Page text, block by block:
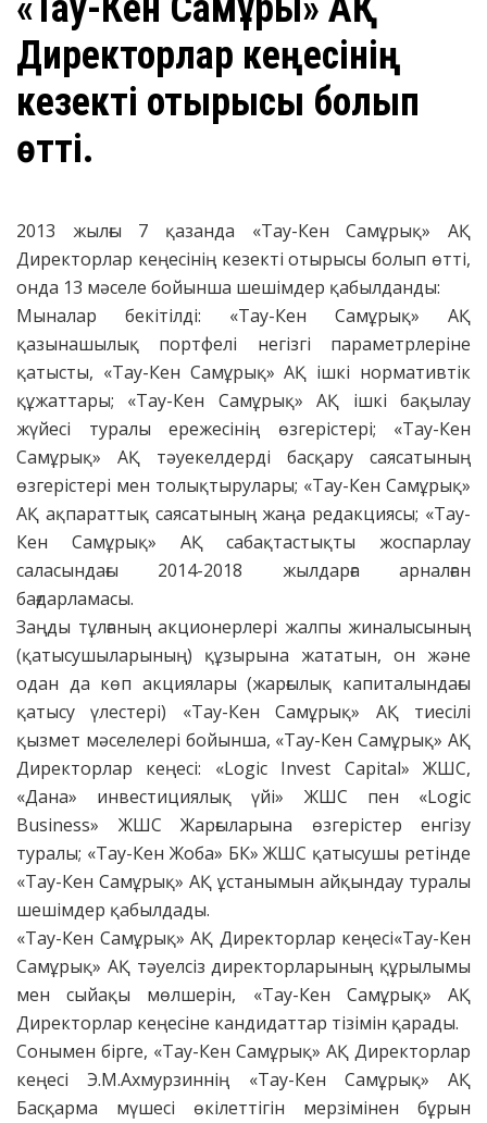
Директорлар кеңесінің
кезекті отырысы болып
өтті.
2013 жылғы 7 қазанда «Тау-Кен Самұрық» АҚ
Директорлар кеңесінің кезекті отырысы болып өтті,
онда 13 мәселе бойынша шешімдер қабылданды:
Мыналар бекітілді: «Тау-Кен Самұрық» АҚ
қазынашылық портфелі негізгі параметрлеріне
қатысты, «Тау-Кен Самұрық» АҚ ішкі нормативтік
құжаттары; «Тау-Кен Самұрық» АҚ ішкі бақылау
жүйесі туралы ережесінің өзгерістері; «Тау-Кен
Самұрық» АҚ тәуекелдерді басқару саясатының
өзгерістері мен толықтырулары; «Тау-Кен Самұрық»
АҚ ақпараттық саясатының жаңа редакциясы; «Тау-
Кен Самұрық» АҚ сабақтастықты жоспарлау
саласындағы 2014-2018 жылдарға арналған
бағдарламасы.
Заңды тұлғаның акционерлері жалпы жиналысының
(қатысушыларының) құзырына жататын, он және
одан да көп акциялары (жарғылық капиталындағы
қатысу үлестері) «Тау-Кен Самұрық» АҚ тиесілі
қызмет мәселелері бойынша, «Тау-Кен Самұрық» АҚ
Директорлар кеңесі: «Logic Invest Capital» ЖШС,
«Дана» инвестициялық үйі» ЖШС пен «Logic
Business» ЖШС Жарғыларына өзгерістер енгізу
туралы; «Тау-Кен Жоба» БК» ЖШС қатысушы ретінде
«Тау-Кен Самұрық» АҚ ұстанымын айқындау туралы
шешімдер қабылдады.
«Тау-Кен Самұрық» АҚ Директорлар кеңесі«Тау-Кен
Самұрық» АҚ тәуелсіз директорларының құрылымы
мен сыйақы мөлшерін, «Тау-Кен Самұрық» АҚ
Директорлар кеңесіне кандидаттар тізімін қарады.
Сонымен бірге, «Тау-Кен Самұрық» АҚ Директорлар
кеңесі Э.М.Ахмурзиннің «Тау-Кен Самұрық» АҚ
Басқарма мүшесі өкілеттігін мерзімінен бұрын